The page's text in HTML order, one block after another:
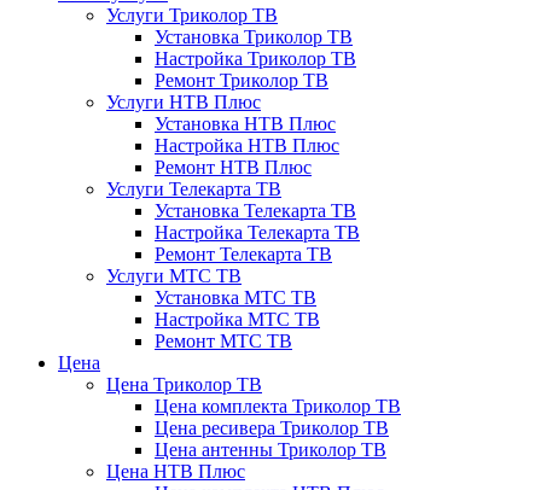
Услуги Триколор ТВ
Установка Триколор ТВ
Настройка Триколор ТВ
Ремонт Триколор ТВ
Услуги НТВ Плюс
Установка НТВ Плюс
Настройка НТВ Плюс
Ремонт НТВ Плюс
Услуги Телекарта ТВ
Установка Телекарта ТВ
Настройка Телекарта ТВ
Ремонт Телекарта ТВ
Услуги МТС ТВ
Установка МТС ТВ
Настройка МТС ТВ
Ремонт МТС ТВ
Цена
Цена Триколор ТВ
Цена комплекта Триколор ТВ
Цена ресивера Триколор ТВ
Цена антенны Триколор ТВ
Цена НТВ Плюс